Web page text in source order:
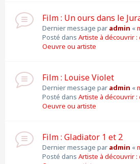
Film : Un ours dans le
Dernier message par admin «
Posté dans Artiste à découvrir :
Oeuvre ou artiste
Film : Louise Violet
Dernier message par admin «
Posté dans Artiste à découvrir :
Oeuvre ou artiste
Film : Gladiator 1 et 2
Dernier message par admin «
Posté dans Artiste à découvrir :